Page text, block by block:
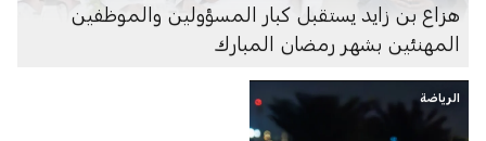
هزاع بن زايد يستقبل كبار المسؤولين والموظفين
المهنئين بشهر رمضان المبارك
الرياضة